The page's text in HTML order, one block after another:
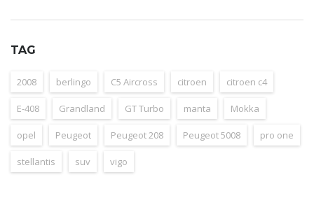
TAG
2008 berlingo C5 Aircross citroen citroen c4
E-408 Grandland GT Turbo manta Mokka
opel Peugeot Peugeot 208 Peugeot 5008 pro one
stellantis suv vigo